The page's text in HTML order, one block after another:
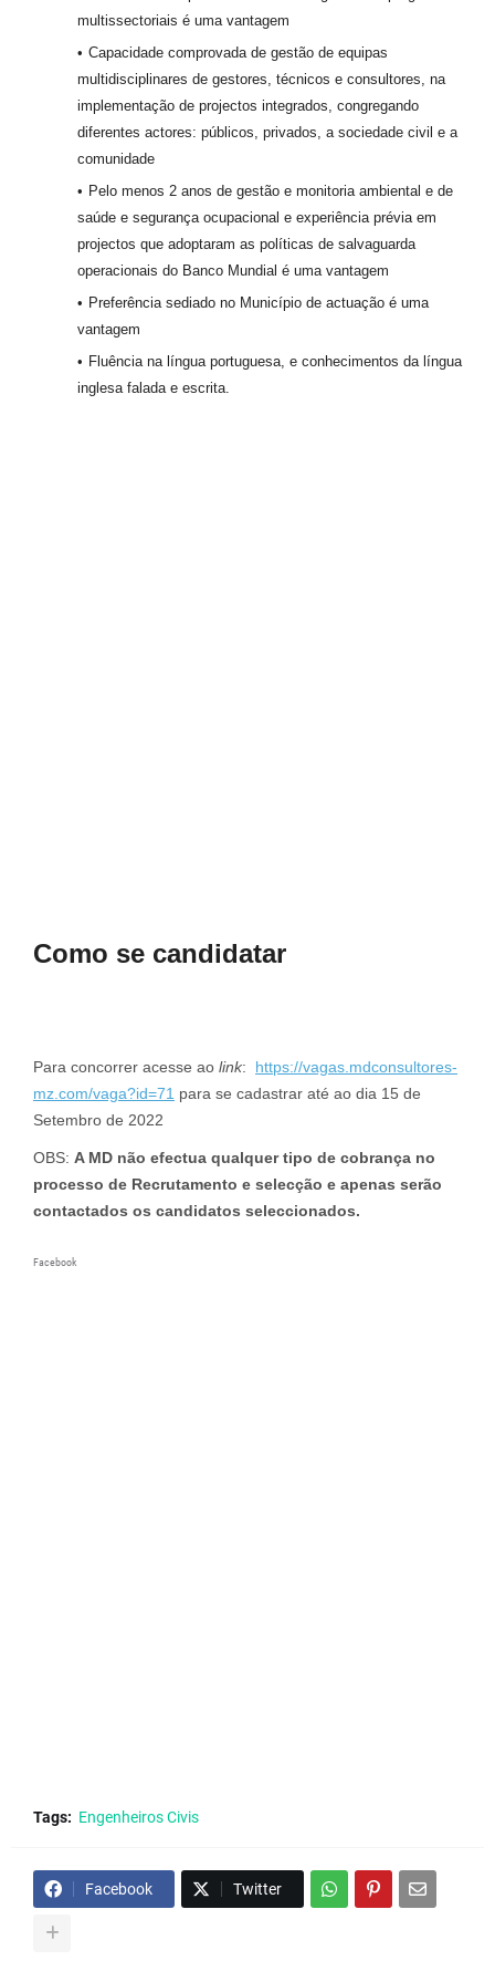
multissectoriais é uma vantagem
Capacidade comprovada de gestão de equipas
multidisciplinares de gestores, técnicos e consultores, na
implementação de projectos integrados, congregando
diferentes actores: públicos, privados, a sociedade civil e a
comunidade
Pelo menos 2 anos de gestão e monitoria ambiental e de
saúde e segurança ocupacional e experiência prévia em
projectos que adoptaram as políticas de salvaguarda
operacionais do Banco Mundial é uma vantagem
Preferência sediado no Município de actuação é uma
vantagem
Fluência na língua portuguesa, e conhecimentos da língua
inglesa falada e escrita.
Como se candidatar
Para concorrer acesse ao link: https://vagas.mdconsultores-
mz.com/vaga?id=71 para se cadastrar até ao dia 15 de
Setembro de 2022
OBS: A MD não efectua qualquer tipo de cobrança no
processo de Recrutamento e selecção e apenas serão
contactados os candidatos seleccionados.
Facebook
Tags: Engenheiros Civis
Facebook Twitter